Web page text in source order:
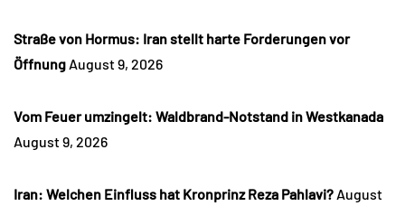
Straße von Hormus: Iran stellt harte Forderungen vor
Öffnung August 9, 2026
Vom Feuer umzingelt: Waldbrand-Notstand in Westkanada
August 9, 2026
Iran: Welchen Einfluss hat Kronprinz Reza Pahlavi? August